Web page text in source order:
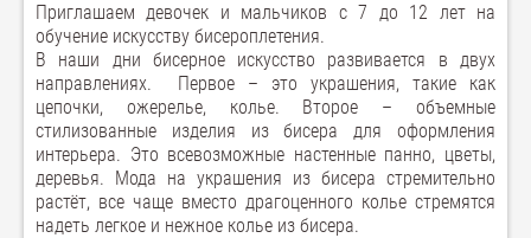
Приглашаем девочек и мальчиков с 7 до 12 лет на
обучение искусству бисероплетения.
В наши дни бисерное искусство развивается в двух
направлениях. Первое – это украшения, такие как
цепочки, ожерелье, колье. Второе – объемные
стилизованные изделия из бисера для оформления
интерьера. Это всевозможные настенные панно, цветы,
деревья. Мода на украшения из бисера стремительно
растёт, все чаще вместо драгоценного колье стремятся
надеть легкое и нежное колье из бисера.